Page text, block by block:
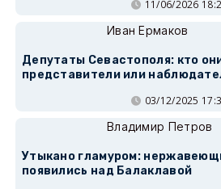
11/06/2026
Иван Ермаков
Депутаты Севастополя: кто
представители или
03/12/2025
Владимир Петров
Утыкано гламуром:
появились над Балаклавой